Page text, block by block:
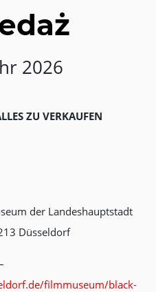
2026
ZU VERKAUFEN
der Landeshauptstadt
Düsseldorf
filmmuseum/black-